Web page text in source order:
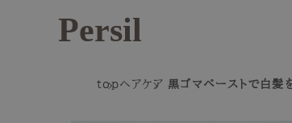
Persil
topヘアケア 黒ゴマペーストで白髪